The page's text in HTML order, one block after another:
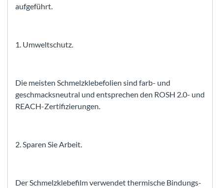
aufgeführt.
1. Umweltschutz.
Die meisten Schmelzklebefolien sind farb- und
geschmacksneutral und entsprechen den ROSH 2.0- und
REACH-Zertifizierungen.
2. Sparen Sie Arbeit.
Der Schmelzklebefilm verwendet thermische Bindungs-